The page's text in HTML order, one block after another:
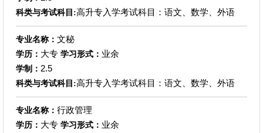
科类与考试科目:高升专入学考试科目：语文、数学、外语
专业名称： 文秘
学历： 大专 学习形式： 业余
学制： 2.5
科类与考试科目:高升专入学考试科目：语文、数学、外语
专业名称： 行政管理
学历： 大专 学习形式： 业余